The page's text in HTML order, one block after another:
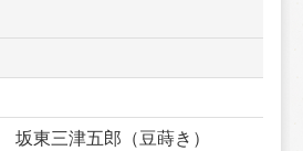
坂東三津五郎（豆蒔き）